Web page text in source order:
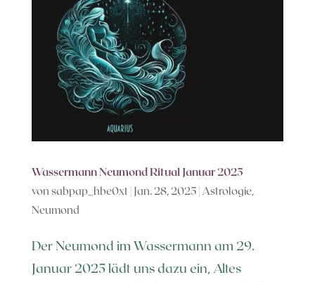
Wassermann Neumond Ritual Januar 2025
von sabpap_hbe0xt | Jan. 28, 2025| Astrologie,
Neumond
Der Neumond im Wassermann am 29.
Januar 2025 lädt uns dazu ein, Altes